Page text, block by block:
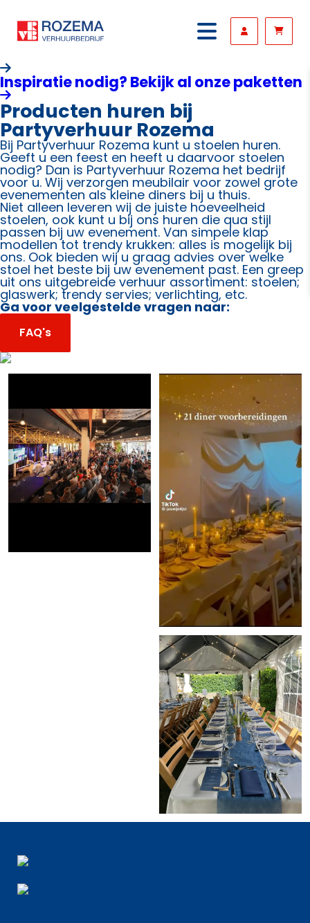
Inspiratie nodig? Bekijk al onze paketten
Producten huren bij
Partyverhuur Rozema
Bij Partyverhuur Rozema kunt u stoelen huren.
Geeft u een feest en heeft u daarvoor stoelen
nodig? Dan is Partyverhuur Rozema het bedrijf
voor u. Wij verzorgen meubilair voor zowel grote
evenementen als kleine diners bij u thuis.
Niet alleen leveren wij de juiste hoeveelheid
stoelen, ook kunt u bij ons huren die qua stijl
passen bij uw evenement. Van simpele klap
modellen tot trendy krukken: alles is mogelijk bij
ons. Ook bieden wij u graag advies over welke
stoel het beste bij uw evenement past. Een greep
uit ons uitgebreide verhuur assortiment: stoelen;
glaswerk; trendy servies; verlichting, etc.
Ga voor veelgestelde vragen naar:
FAQ's